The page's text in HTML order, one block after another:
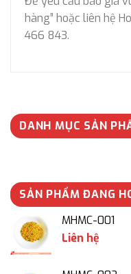
hàng” hoặc liên hệ
466 843.
DANH MỤC SẢN
SẢN PHẨM ĐANG
MHMC-001
Liên hệ